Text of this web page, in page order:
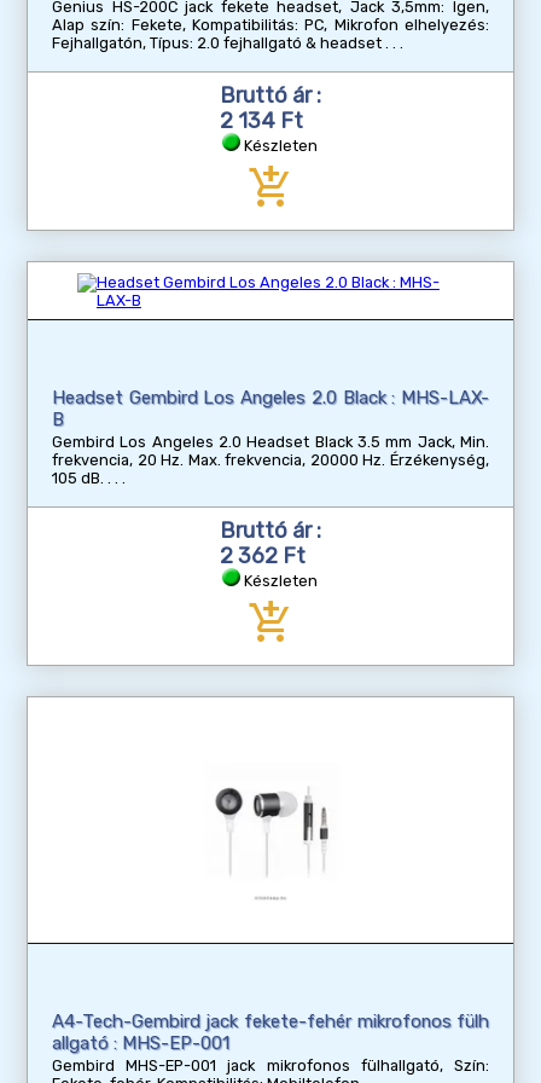
Genius HS-200C jack fekete headset, Jack 3,5mm: Igen,
Alap szín: Fekete, Kompatibilitás: PC, Mikrofon elhelyezés:
Fejhallgatón, Típus: 2.0 fejhallgató & headset
Bruttó ár :
2 134 Ft
Készleten
add_shopping_cart
Headset Gembird Los Angeles 2.0 Black : MHS-LAX-
B
Gembird Los Angeles 2.0 Headset Black 3.5 mm Jack, Min.
frekvencia, 20 Hz. Max. frekvencia, 20000 Hz. Érzékenység,
105 dB.
Bruttó ár :
2 362 Ft
Készleten
add_shopping_cart
A4-Tech-Gembird jack fekete-fehér mikrofonos fülh
allgató : MHS-EP-001
Gembird MHS-EP-001 jack mikrofonos fülhallgató, Szín: